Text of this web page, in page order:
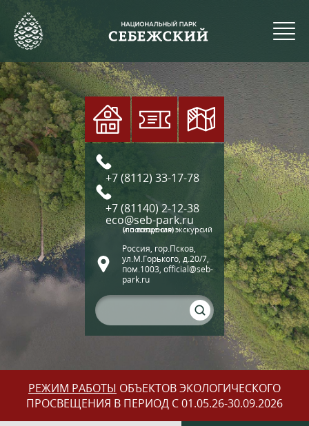
+7 (8112) 33-17-78
+7 (81140) 2-12-38
eco@seb-park.ru
(по вопросам экскурсий и посещения)
Россия, гор.Псков,
ул.М.Горького, д.20/7,
пом.1003, official@seb-
park.ru
РЕЖИМ РАБОТЫ ОБЪЕКТОВ ЭКОЛОГИЧЕСКОГО
ПРОСВЕЩЕНИЯ В ПЕРИОД С 01.05.26-30.09.2026